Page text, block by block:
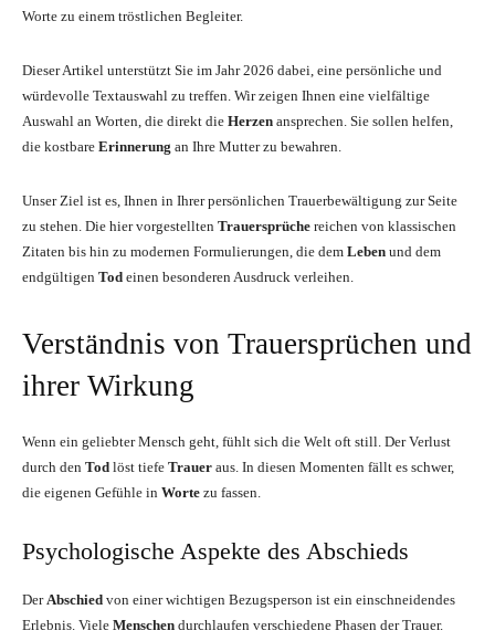
Worte zu einem tröstlichen Begleiter.
Dieser Artikel unterstützt Sie im Jahr 2026 dabei, eine persönliche und
würdevolle Textauswahl zu treffen. Wir zeigen Ihnen eine vielfältige
Auswahl an Worten, die direkt die Herzen ansprechen. Sie sollen helfen,
die kostbare Erinnerung an Ihre Mutter zu bewahren.
Unser Ziel ist es, Ihnen in Ihrer persönlichen Trauerbewältigung zur Seite
zu stehen. Die hier vorgestellten Trauersprüche reichen von klassischen
Zitaten bis hin zu modernen Formulierungen, die dem Leben und dem
endgültigen Tod einen besonderen Ausdruck verleihen.
Verständnis von Trauersprüchen und
ihrer Wirkung
Wenn ein geliebter Mensch geht, fühlt sich die Welt oft still. Der Verlust
durch den Tod löst tiefe Trauer aus. In diesen Momenten fällt es schwer,
die eigenen Gefühle in Worte zu fassen.
Psychologische Aspekte des Abschieds
DerAbschied von einer wichtigen Bezugsperson ist ein einschneidendes
Erlebnis. Viele Menschen durchlaufen verschiedene Phasen der Trauer.